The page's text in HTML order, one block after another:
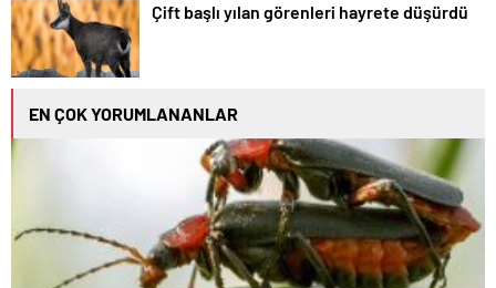
Çift başlı yılan görenleri hayrete düşürdü
EN ÇOK YORUMLANANLAR